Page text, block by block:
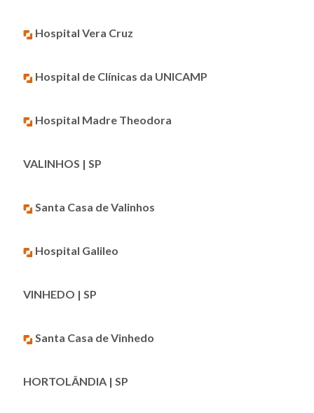
Hospital Vera Cruz
Hospital de Clínicas da UNICAMP
Hospital Madre Theodora
VALINHOS | SP
Santa Casa de Valinhos
Hospital Galileo
VINHEDO | SP
Santa Casa de Vinhedo
HORTOLÂNDIA | SP